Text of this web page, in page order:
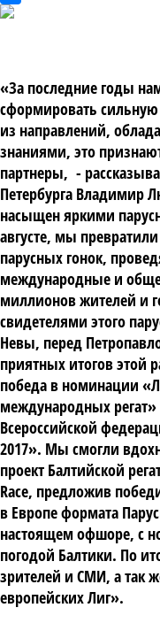
«За последние годы
сформировать
из направлений,
знаниями, это
партнеры, -
Петербурга Владимир
насыщен яркими
августе, мы
парусных гонок,
международные и
миллионов жителей и
свидетелями этого
Невы, перед
приятных итогов этой
победа в номинации
международных
Всероссийской
2017». Мы смогли
проект Балтийской
Race, предложив
в Европе формата
настоящем офшоре, с
погодой Балтики. По
зрителей и СМИ, а так
европейских Лиг».